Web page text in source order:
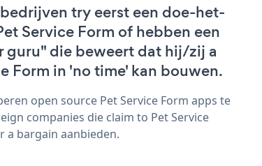
try eerst een doe-het-
Service Form of hebben een
guru" die beweert dat hij/zij a
Form in 'no time' kan bouwen.
open source Pet Service Form apps te
companies die claim to Pet Service
a bargain aanbieden.